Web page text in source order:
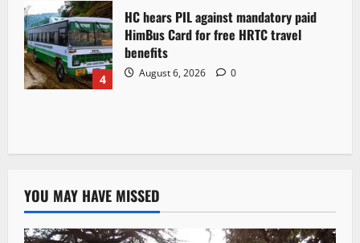
4
HC hears PIL against mandatory paid
HimBus Card for free HRTC travel
benefits
August 6, 2026 0
YOU MAY HAVE MISSED